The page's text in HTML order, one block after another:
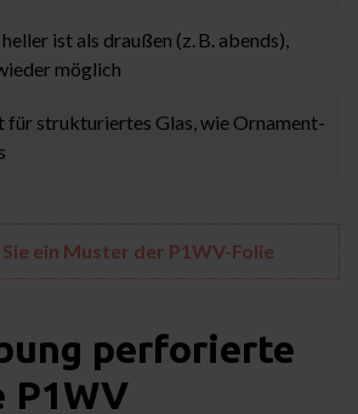
ist als draußen (z. B. abends),
möglich
für strukturiertes Glas, wie Ornament-
ein Muster der P1WV-Folie
perforierte
P1WV